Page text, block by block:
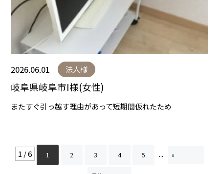
2026.06.01 法人様
岐阜県岐阜市I様(女性)
またすぐ引っ越す理由があって短期間仮れたため
1 / 6 1 2 3 4 5 ... »